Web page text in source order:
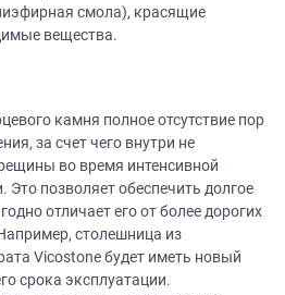
смола), красящие
вещества.
камня полное отсутствие пор
за счет чего внутри не
во время интенсивной
Это позволяет обеспечить долгое
отличает его от более дорогих
столешница из
Vicostone будет иметь новый
срока эксплуатации.